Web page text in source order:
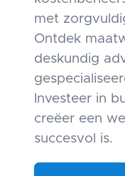
met
Ontdek
deskundig
Investeer in
creëer een
succesvol is.